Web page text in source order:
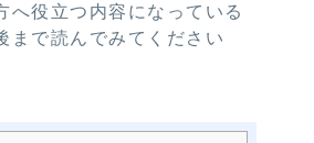
へ役立つ内容になっている
まで読んでみてください